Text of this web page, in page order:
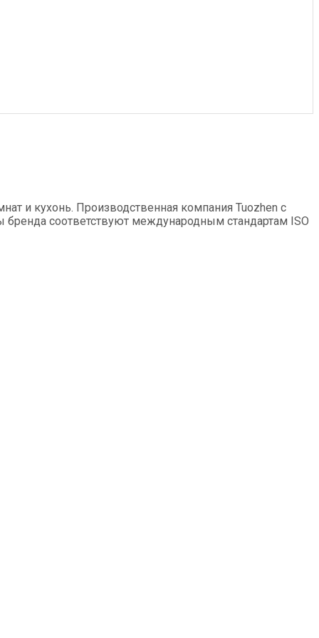
и кухонь. Производственная компания Tuozhen с
соответствуют международным стандартам ISO